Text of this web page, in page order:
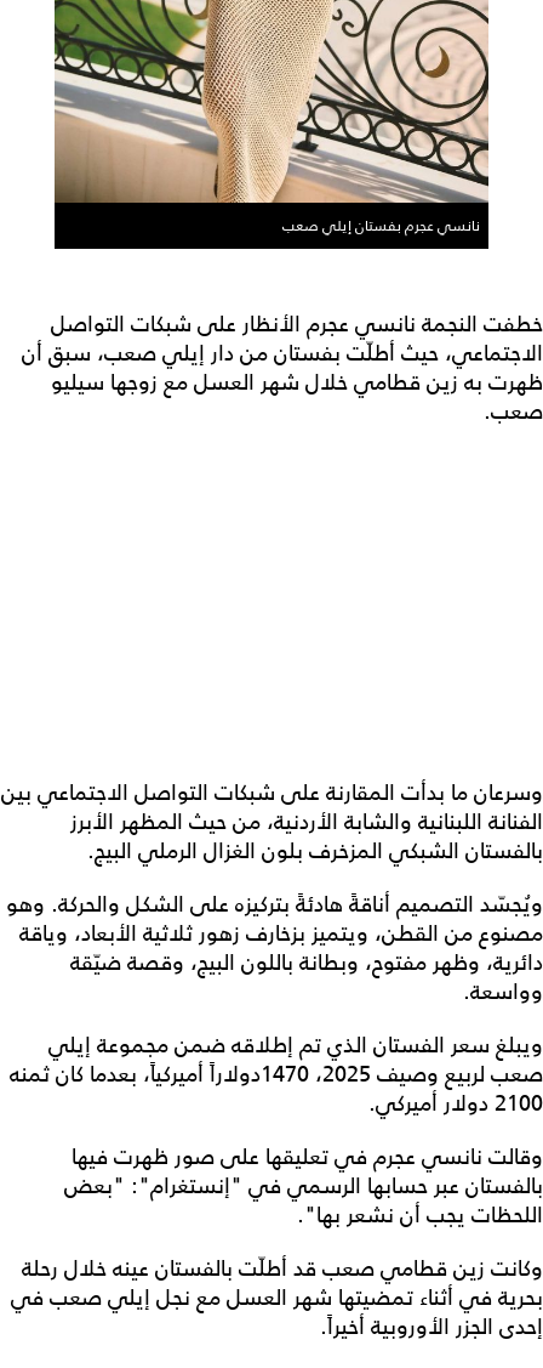
نانسي عجرم بفستان إيلي صعب
خطفت النجمة نانسي عجرم الأنظار على شبكات التواصل
الاجتماعي، حيث أطلّت بفستان من دار إيلي صعب، سبق أن
ظهرت به زين قطامي خلال شهر العسل مع زوجها سيليو
صعب.
وسرعان ما بدأت المقارنة على شبكات التواصل الاجتماعي بين
الفنانة اللبنانية والشابة الأردنية، من حيث المظهر الأبرز
بالفستان الشبكي المزخرف بلون الغزال الرملي البيج.
ويُجسّد التصميم أناقةً هادئةً بتركيزه على الشكل والحركة. وهو
مصنوع من القطن، ويتميز بزخارف زهور ثلاثية الأبعاد، وياقة
دائرية، وظهر مفتوح، وبطانة باللون البيج، وقصة ضيّقة
وواسعة.
ويبلغ سعر الفستان الذي تم إطلاقه ضمن مجموعة إيلي
صعب لربيع وصيف 2025، 1470دولاراً أميركياً، بعدما كان ثمنه
2100 دولار أميركي.
وقالت نانسي عجرم في تعليقها على صور ظهرت فيها
بالفستان عبر حسابها الرسمي في "إنستغرام": "بعض
اللحظات يجب أن نشعر بها".
وكانت زين قطامي صعب قد أطلّت بالفستان عينه خلال رحلة
بحرية في أثناء تمضيتها شهر العسل مع نجل إيلي صعب في
إحدى الجزر الأوروبية أخيراً.